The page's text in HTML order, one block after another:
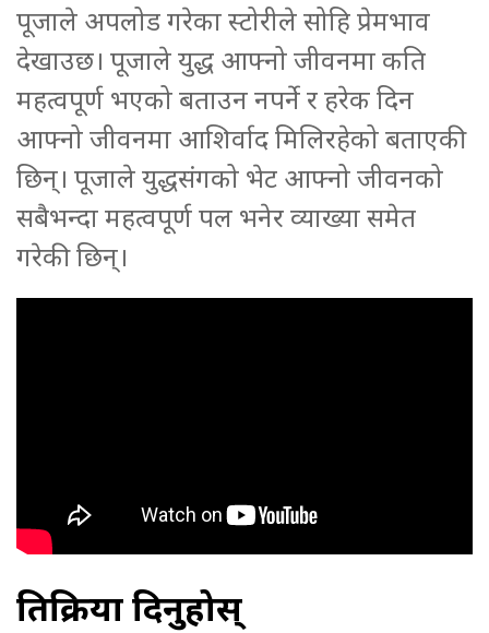
पूजाले अपलोड गरेका स्टोरीले सोहि प्रेमभाव
देखाउछ। पूजाले युद्ध आफ्नो जीवनमा कति
महत्वपूर्ण भएको बताउन नपर्ने र हरेक दिन
आफ्नो जीवनमा आशिर्वाद मिलिरहेको बताएकी
छिन्। पूजाले युद्धसंगको भेट आफ्नो जीवनको
सबैभन्दा महत्वपूर्ण पल भनेर व्याख्या समेत
गरेकी छिन्।
प्रतिक्रिया दिनुहोस्